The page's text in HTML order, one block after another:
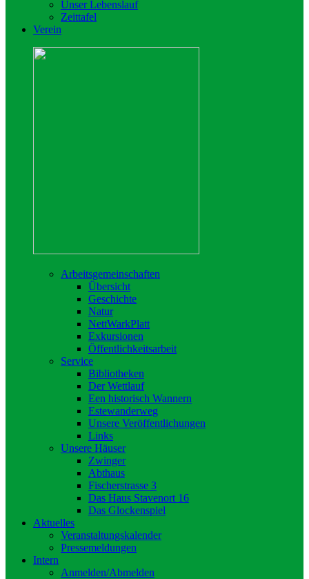
Unser Lebenslauf
Zeittafel
Verein
Arbeitsgemeinschaften
Übersicht
Geschichte
Natur
NettWarkPlatt
Exkursionen
Öffentlichkeitsarbeit
Service
Bibliotheken
Der Wettlauf
Een historisch Wannern
Estewanderweg
Unsere Veröffentlichungen
Links
Unsere Häuser
Zwinger
Abthaus
Fischerstrasse 3
Das Haus Stavenort 16
Das Glockenspiel
Aktuelles
Veranstaltungskalender
Pressemeldungen
Intern
Anmelden/Abmelden